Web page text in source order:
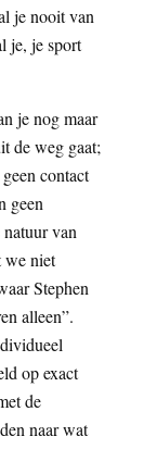
je nooit van
je, je sport
je nog maar
de weg gaat;
contact
geen
van
we niet
Stephen
alleen”.
op exact
de
naar wat